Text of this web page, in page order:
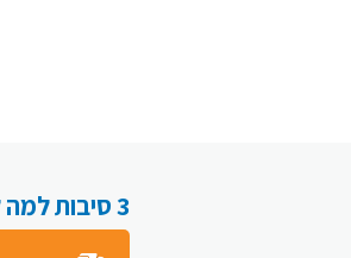
3 סיבות למה לעבור לפעמית אונליין: